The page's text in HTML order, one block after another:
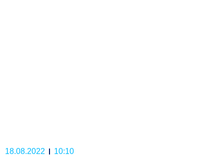
18.08.2022 10:10